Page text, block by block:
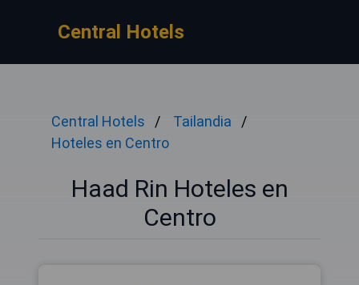
Central Hotels
Central Hotels
Tailandia
Hoteles en Centro
Haad Rin Hoteles en
Centro